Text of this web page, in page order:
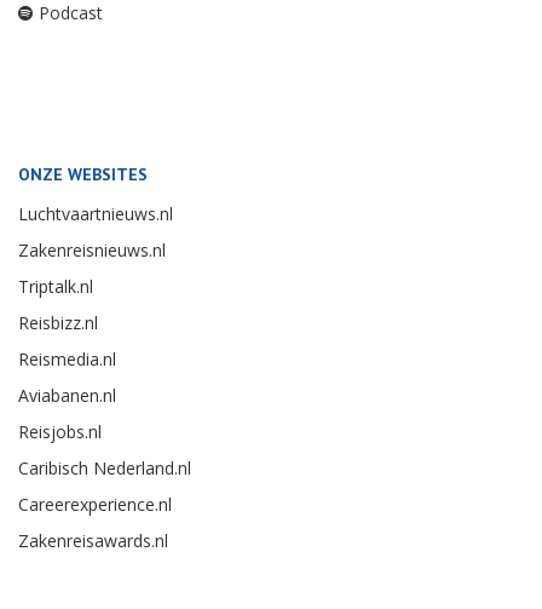
Podcast
ONZE WEBSITES
Luchtvaartnieuws.nl
Zakenreisnieuws.nl
Triptalk.nl
Reisbizz.nl
Reismedia.nl
Aviabanen.nl
Reisjobs.nl
Caribisch Nederland.nl
Careerexperience.nl
Zakenreisawards.nl